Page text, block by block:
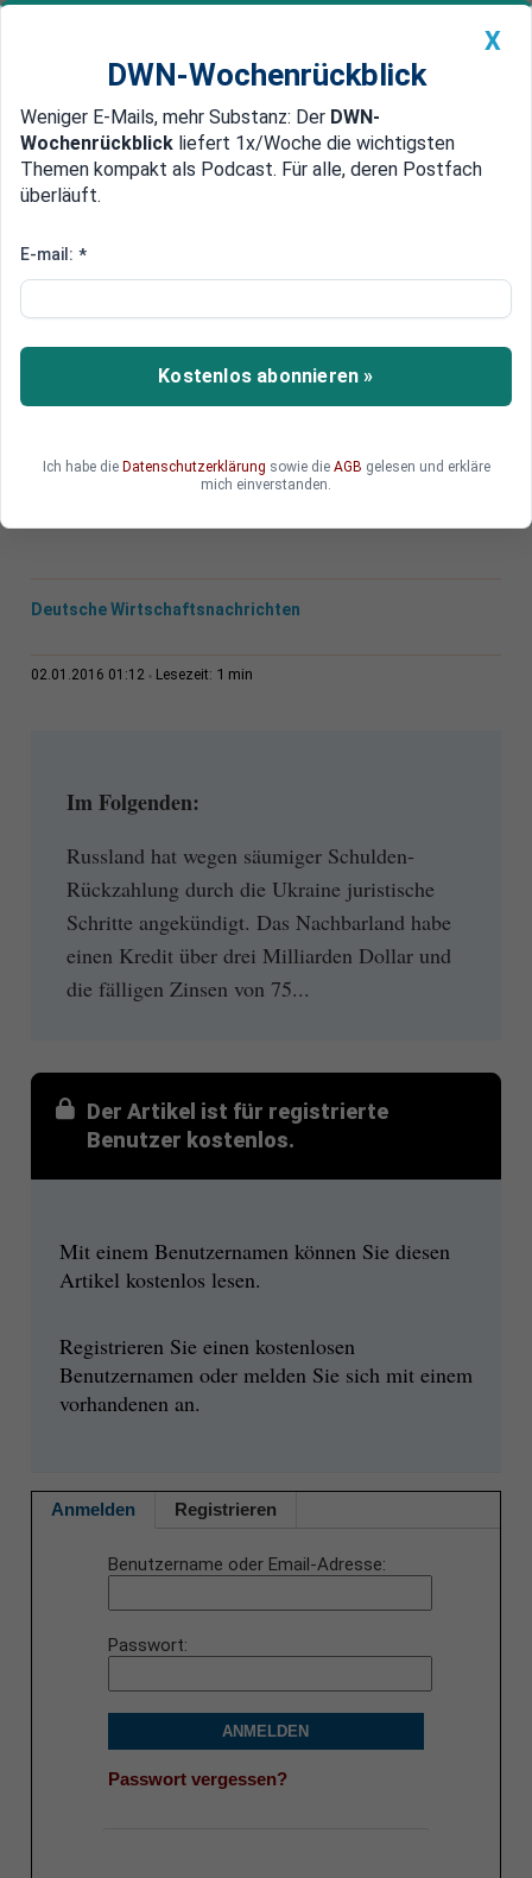
Newsticker MEIN DWN: Geldanlage Premium
Edelmetalle DWN-Magazin China
Vor Gericht in England
Russland verklagt Ukraine
wegen nicht bezahlter Schulden
Russland verklagt die Ukraine vor einem Gericht
und wird mit Geldern der EU-Steuerzahler und
Deutsche Wirtschaftsnachrichten
02.01.2016 01:12 Lesezeit: 1 min
Im Folgenden:
Russland hat wegen säumiger Schulden-
Rückzahlung durch die Ukraine juristische
Schritte angekündigt. Das Nachbarland habe
einen Kredit über drei Milliarden Dollar und
die fälligen Zinsen von 75...
Der Artikel ist für registrierte
Benutzer kostenlos.
Mit einem Benutzernamen können Sie diesen
Artikel kostenlos lesen.
Registrieren Sie einen kostenlosen
Benutzernamen oder melden Sie sich mit einem
vorhandenen an.
Anmelden Registrieren
Benutzername oder Email-Adresse
Passwort
ANMELDEN
Passwort vergessen?
X
DWN-Wochenrückblick
Weniger E-Mails, mehr Substanz: Der DWN-
Wochenrückblick liefert 1x/Woche die wichtigsten
Themen kompakt als Podcast. Für alle, deren Postfach
überläuft.
E-mail: *
Kostenlos abonnieren »
Ich habe die Datenschutzerklärung sowie die AGB gelesen und erkläre
mich einverstanden.